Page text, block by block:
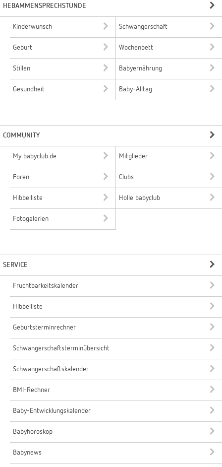
HEBAMMENSPRECHSTUNDE
Kinderwunsch Schwangerschaft
Geburt Wochenbett
Stillen Babyernährung
Gesundheit Baby-Alltag
COMMUNITY
My babyclub.de Mitglieder
Foren Clubs
Hibbelliste Holle babyclub
Fotogalerien
SERVICE
Fruchtbarkeitskalender
Hibbelliste
Geburtsterminrechner
Schwangerschaftsterminübersicht
Schwangerschaftskalender
BMI-Rechner
Baby-Entwicklungskalender
Babyhoroskop
Babynews